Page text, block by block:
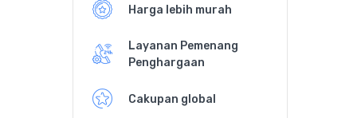
Harga lebih murah
Layanan Pemenang
Penghargaan
Cakupan global